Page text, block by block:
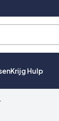
Krijg Hulp